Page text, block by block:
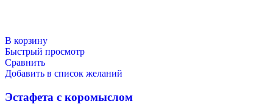
В корзину
Быстрый просмотр
Сравнить
Добавить в список желаний
Эстафета с коромыслом